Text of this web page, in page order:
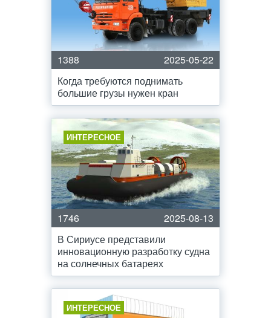
1388
2025-05-22
Когда требуются поднимать
большие грузы нужен кран
ИНТЕРЕСНОЕ
1746
2025-08-13
В Сириусе представили
инновационную разработку судна
на солнечных батареях
ИНТЕРЕСНОЕ